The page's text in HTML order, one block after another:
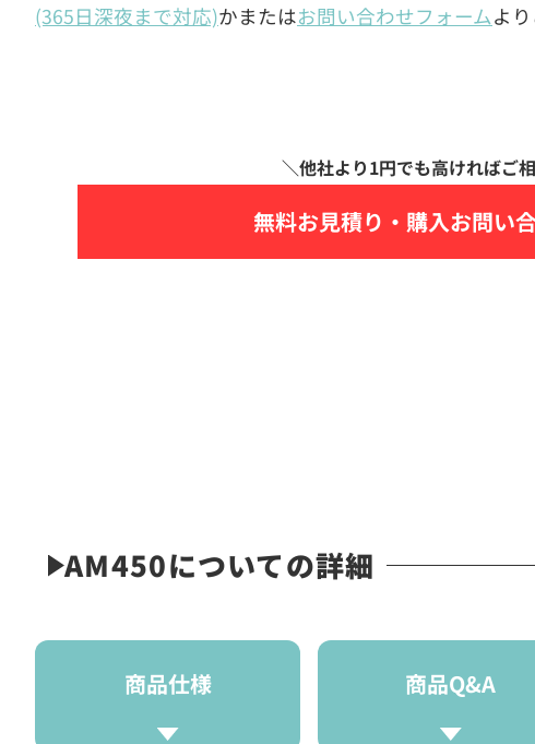
(365日深夜まで対応)かまたはお問い合わせフォームよ
無料お見積り・ 購入お問い
AM450についての詳細
商品仕様 商品Q&A